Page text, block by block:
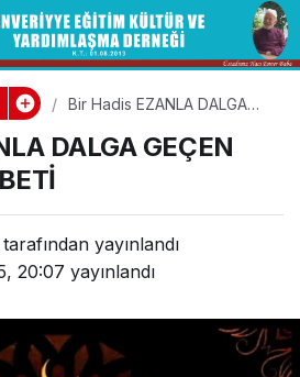
Bir Hadis EZANLA DALGA
DALGA GEÇEN
tarafından yayınlandı
20:07 yayınlandı
0 Paylaş